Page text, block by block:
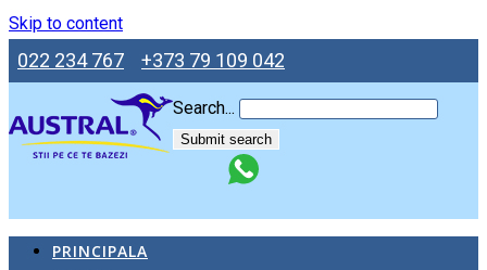
Skip to content
022 234 767 +373 79 109 042
Search...
Submit search
PRINCIPALA